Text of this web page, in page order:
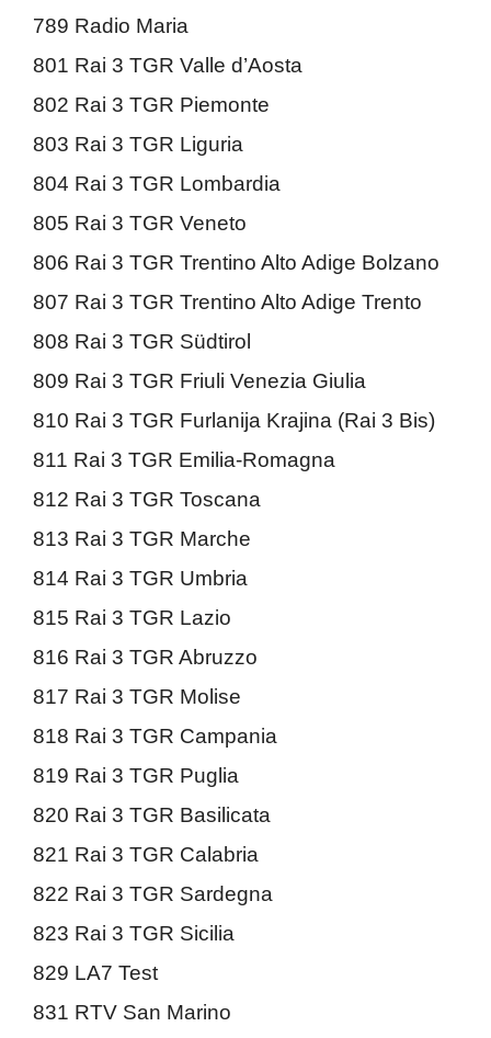
789 Radio Maria
801 Rai 3 TGR Valle d’Aosta
802 Rai 3 TGR Piemonte
803 Rai 3 TGR Liguria
804 Rai 3 TGR Lombardia
805 Rai 3 TGR Veneto
806 Rai 3 TGR Trentino Alto Adige Bolzano
807 Rai 3 TGR Trentino Alto Adige Trento
808 Rai 3 TGR Südtirol
809 Rai 3 TGR Friuli Venezia Giulia
810 Rai 3 TGR Furlanija Krajina (Rai 3 Bis)
811 Rai 3 TGR Emilia-Romagna
812 Rai 3 TGR Toscana
813 Rai 3 TGR Marche
814 Rai 3 TGR Umbria
815 Rai 3 TGR Lazio
816 Rai 3 TGR Abruzzo
817 Rai 3 TGR Molise
818 Rai 3 TGR Campania
819 Rai 3 TGR Puglia
820 Rai 3 TGR Basilicata
821 Rai 3 TGR Calabria
822 Rai 3 TGR Sardegna
823 Rai 3 TGR Sicilia
829 LA7 Test
831 RTV San Marino